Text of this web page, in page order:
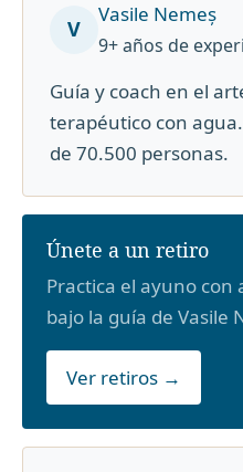
V
Vasile Nemeș
9+ años de
Guía y coach en el
terapéutico con
de 70.500 personas.
Únete a un retiro
Practica el ayuno
bajo la guía de Vasile
Ver retiros →